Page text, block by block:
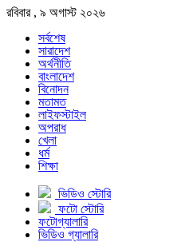
রবিবার , ৯ অগাস্ট ২০২৬
সর্বশেষ
সারাদেশ
অর্থনীতি
বাংলাদেশ
বিনোদন
মতামত
লাইফস্টাইল
অপরাধ
খেলা
ধর্ম
শিক্ষা
ভিডিও স্টোরি
ফটো স্টোরি
ফটোগ্যালারি
ভিডিও গ্যালারি